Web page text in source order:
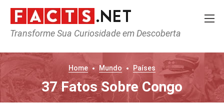
Transforme Sua Curiosidade em Descoberta
Home Mundo Países
37 Fatos Sobre Congo